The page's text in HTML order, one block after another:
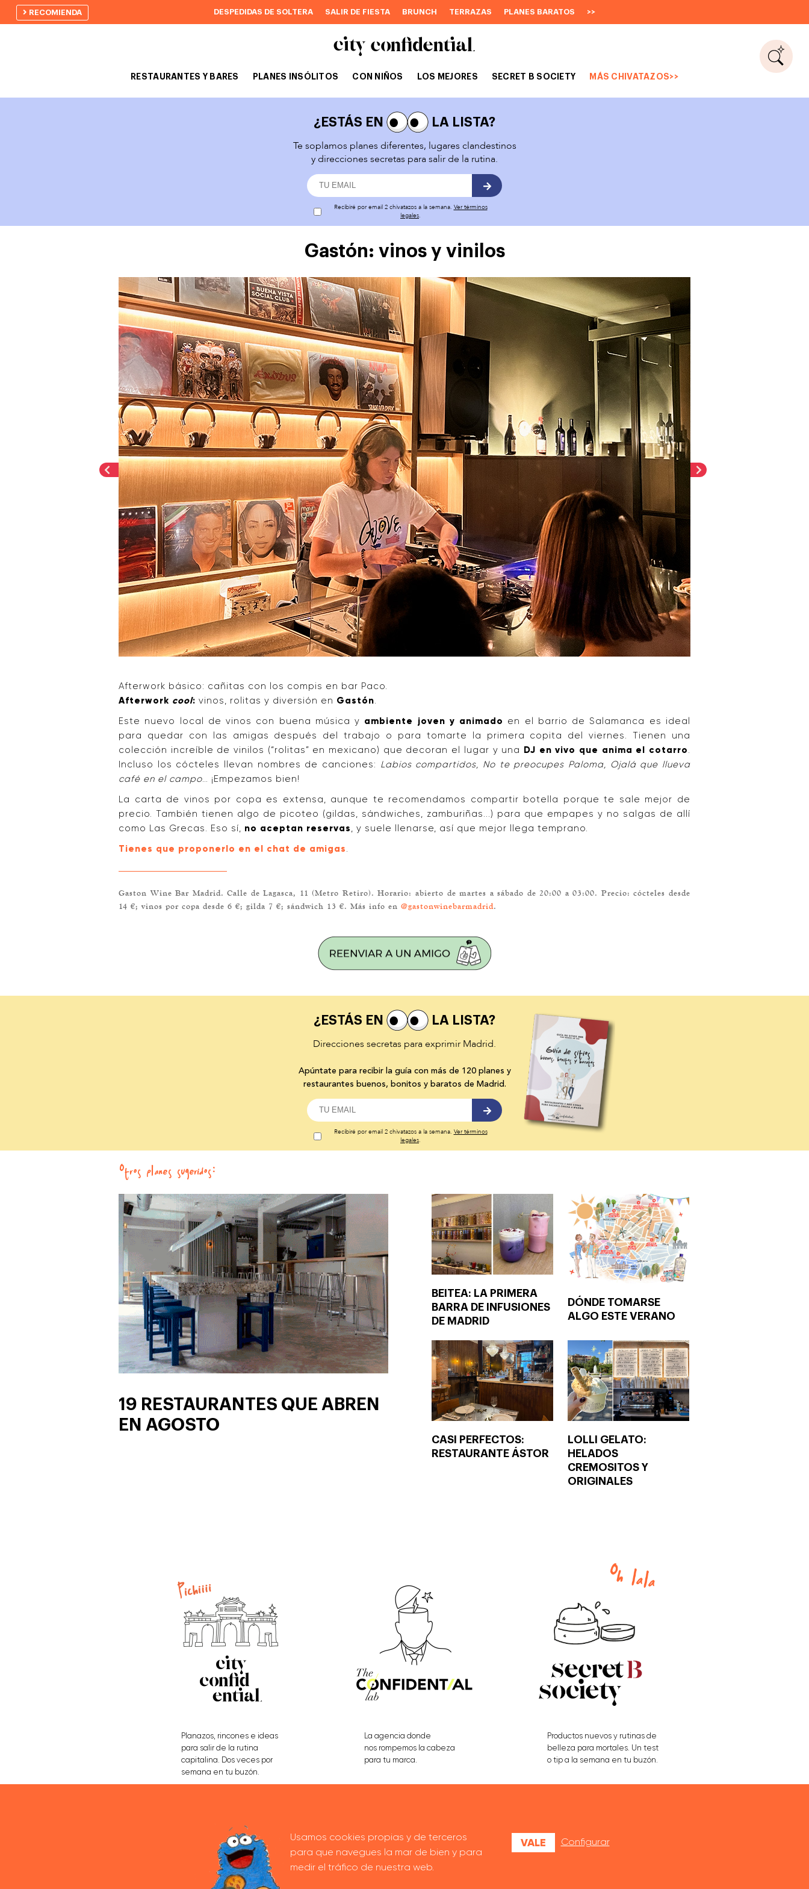
RECOMIENDA DESPEDIDAS DE SOLTERA SALIR DE FIESTA BRUNCH TERRAZAS PLANES BARATOS >>
RESTAURANTES Y BARES PLANES INSÓLITOS CON NIÑOS LOS MEJORES SECRET B SOCIETY MÁS CHIVATAZOS>>
¿ESTÁS EN
LA LISTA?
Te soplamos planes diferentes, lugares clandestinos
y direcciones secretas para salir de la rutina.
Recibiré por email 2 chivatazos a la semana. Ver términos
legales.
Gastón: vinos y vinilos
Afterwork básico: cañitas con los compis en bar Paco.
Afterwork cool: vinos, rolitas y diversión en Gastón.
Este nuevo local de vinos con buena música y ambiente joven y animado en el barrio de Salamanca es ideal
para quedar con las amigas después del trabajo o para tomarte la primera copita del viernes. Tienen una
colección increíble de vinilos (“rolitas” en mexicano) que decoran el lugar y una DJ en vivo que anima el cotarro.
Incluso los cócteles llevan nombres de canciones: Labios compartidos, No te preocupes Paloma, Ojalá que llueva
café en el campo… ¡Empezamos bien!
La carta de vinos por copa es extensa, aunque te recomendamos compartir botella porque te sale mejor de
precio. También tienen algo de picoteo (gildas, sándwiches, zamburiñas...) para que empapes y no salgas de allí
como Las Grecas. Eso sí, no aceptan reservas, y suele llenarse, así que mejor llega temprano.
Tienes que proponerlo en el chat de amigas.
Gaston Wine Bar Madrid. Calle de Lagasca, 11 (Metro Retiro). Horario: abierto de martes a sábado de 20:00 a 03:00. Precio: cócteles desde
14 €; vinos por copa desde 6 €; gilda 7 €; sándwich 13 €. Más info en @gastonwinebarmadrid.
¿ESTÁS EN
LA LISTA?
Direcciones secretas para exprimir Madrid.
Apúntate para recibir la guía con más de 120 planes y
restaurantes buenos, bonitos y baratos de Madrid.
Recibiré por email 2 chivatazos a la semana. Ver términos
legales.
Otros planes sugeridos:
19 RESTAURANTES QUE ABREN
EN AGOSTO
BEITEA: LA PRIMERA
BARRA DE INFUSIONES
DE MADRID
DÓNDE TOMARSE
ALGO ESTE VERANO
CASI PERFECTOS:
RESTAURANTE ÁSTOR
LOLLI GELATO:
HELADOS
CREMOSITOS Y
ORIGINALES
Planazos, rincones e ideas
para salir de la rutina
capitalina. Dos veces por
semana en tu buzón.
La agencia donde
nos rompemos la cabeza
para tu marca.
Productos nuevos y rutinas de
belleza para mortales. Un test
o tip a la semana en tu buzón.
Usamos cookies propias y de terceros
para que navegues la mar de bien y para
medir el tráfico de nuestra web.
VALE Configurar